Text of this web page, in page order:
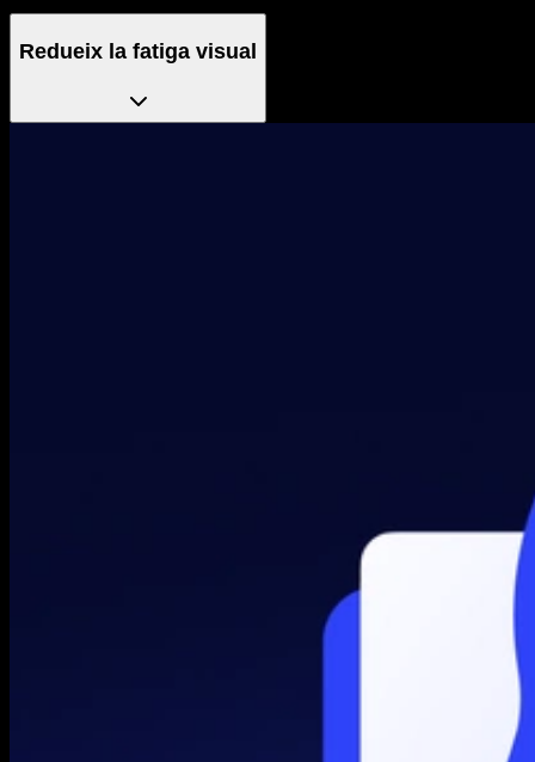
Redueix la fatiga visual